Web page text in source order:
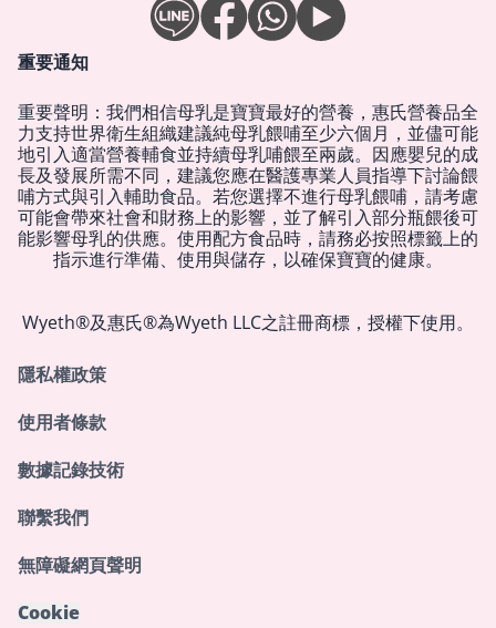
重要通知
重要聲明：我們相信母乳是寶寶最好的營養，惠氏營養品全
力支持世界衛生組織建議純母乳餵哺至少六個月，並儘可能
地引入適當營養輔食並持續母乳哺餵至兩歲。因應嬰兒的成
長及發展所需不同，建議您應在醫護專業人員指導下討論餵
哺方式與引入輔助食品。若您選擇不進行母乳餵哺，請考慮
可能會帶來社會和財務上的影響，並了解引入部分瓶餵後可
能影響母乳的供應。使用配方食品時，請務必按照標籤上的
指示進行準備、使用與儲存，以確保寶寶的健康。
Wyeth®及惠氏®為Wyeth LLC之註冊商標，授權下使用。
隱私權政策
使用者條款
數據記錄技術
聯繫我們
無障礙網頁聲明
Cookie